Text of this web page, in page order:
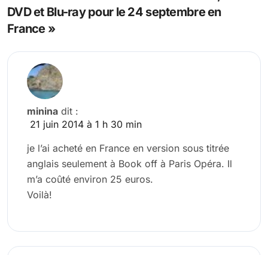
DVD et Blu-ray pour le 24 septembre en
France »
minina dit :
21 juin 2014 à 1 h 30 min
je l’ai acheté en France en version sous titrée
anglais seulement à Book off à Paris Opéra. Il
m’a coûté environ 25 euros.
Voilà!